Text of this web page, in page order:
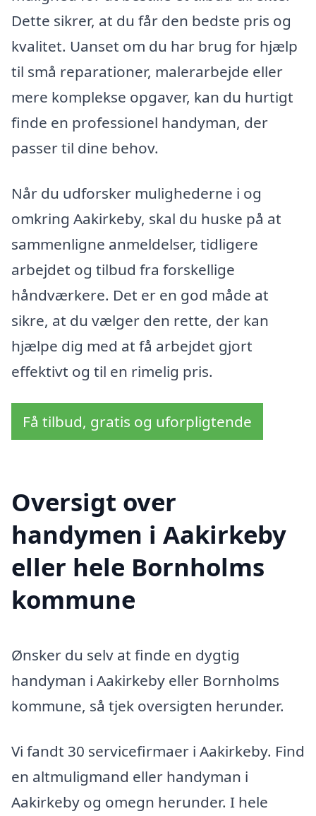
Dette sikrer, at du får den bedste pris og
kvalitet. Uanset om du har brug for hjælp
til små reparationer, malerarbejde eller
mere komplekse opgaver, kan du hurtigt
finde en professionel handyman, der
passer til dine behov.
Når du udforsker mulighederne i og
omkring Aakirkeby, skal du huske på at
sammenligne anmeldelser, tidligere
arbejdet og tilbud fra forskellige
håndværkere. Det er en god måde at
sikre, at du vælger den rette, der kan
hjælpe dig med at få arbejdet gjort
effektivt og til en rimelig pris.
Få tilbud, gratis og uforpligtende
Oversigt over
handymen i Aakirkeby
eller hele Bornholms
kommune
Ønsker du selv at finde en dygtig
handyman i Aakirkeby eller Bornholms
kommune, så tjek oversigten herunder.
Vi fandt 30 servicefirmaer i Aakirkeby. Find
en altmuligmand eller handyman i
Aakirkeby og omegn herunder. I hele